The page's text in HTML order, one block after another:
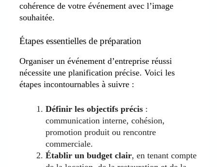
cohérence de votre événement avec l’image
souhaitée.
Étapes essentielles de préparation
Organiser un événement d’entreprise réussi
nécessite une planification précise. Voici les
étapes incontournables à suivre :
Définir les objectifs précis :
communication interne, cohésion,
promotion produit ou rencontre
commerciale.
Établir un budget clair, en tenant compte